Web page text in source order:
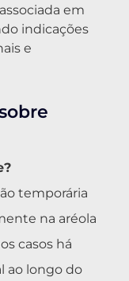
em
indicações
e
temporária
na aréola
casos há
ao longo do